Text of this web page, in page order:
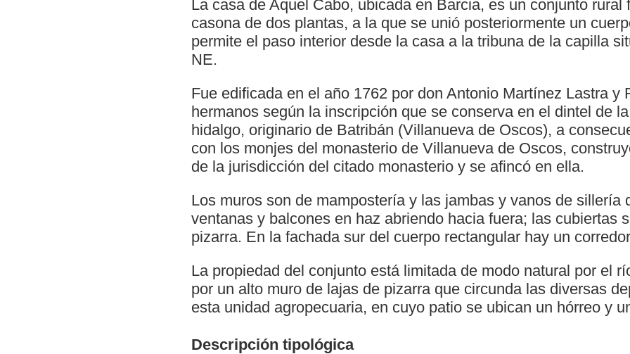
La casa de Aquel Cabo, ubicada en Barcia, es un conjunto rural
casona de dos plantas, a la que se unió posteriormente un
permite el paso interior desde la casa a la tribuna de la capilla
NE.
Fue edificada en el año 1762 por don Antonio Martínez Lastra y
hermanos según la inscripción que se conserva en el dintel de
hidalgo, originario de Batribán (Villanueva de Oscos), a
con los monjes del monasterio de Villanueva de Oscos,
de la jurisdicción del citado monasterio y se afincó en ella.
Los muros son de mampostería y las jambas y vanos de sillería
ventanas y balcones en haz abriendo hacia fuera; las cubiertas
pizarra. En la fachada sur del cuerpo rectangular hay un
La propiedad del conjunto está limitada de modo natural por el
por un alto muro de lajas de pizarra que circunda las diversas
esta unidad agropecuaria, en cuyo patio se ubican un hórreo y
Descripción tipológica